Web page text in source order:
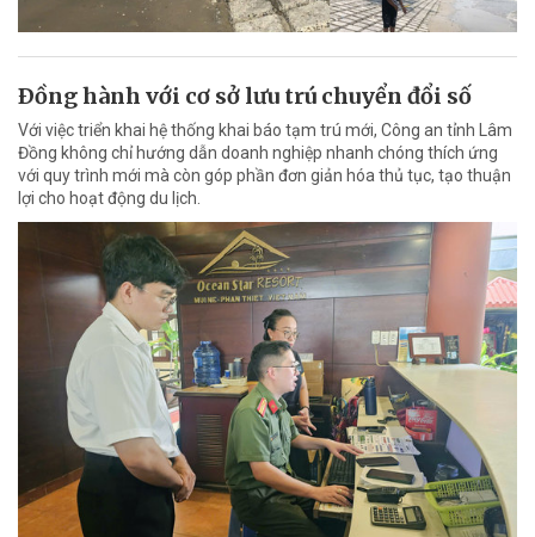
Ðồng hành với cơ sở lưu trú chuyển đổi số
Với việc triển khai hệ thống khai báo tạm trú mới, Công an tỉnh Lâm
Đồng không chỉ hướng dẫn doanh nghiệp nhanh chóng thích ứng
với quy trình mới mà còn góp phần đơn giản hóa thủ tục, tạo thuận
lợi cho hoạt động du lịch.